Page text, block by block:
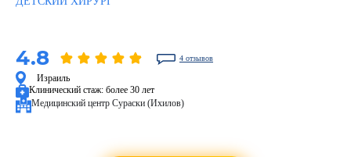
4.8 4 отзывов
Израиль
Клинический стаж: более 30 лет
Медицинский центр Сураски (Ихилов)